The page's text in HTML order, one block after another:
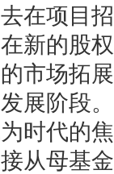
在项目
新的股
市场拓
展阶段
时代的
从母基